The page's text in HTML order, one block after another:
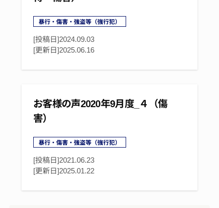
暴行・傷害・強盗等（強行犯）
[投稿日]2024.09.03
[更新日]2025.06.16
お客様の声2020年9月度_４（傷
害）
暴行・傷害・強盗等（強行犯）
[投稿日]2021.06.23
[更新日]2025.01.22